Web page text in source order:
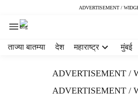
ADVERTISEMENT /
ताज्या बातम्या देश महाराष्ट्र मुंबई
ADVERTISEMENT /
ADVERTISEMENT /